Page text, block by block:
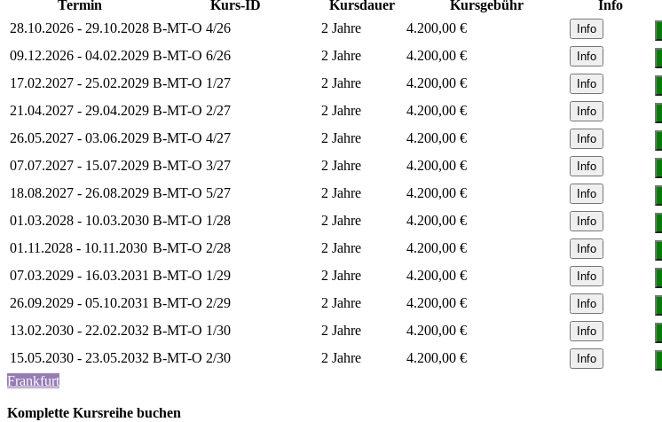
Termin
Kurs-ID Kursdauer Kursgebühr Info
28.10.2026 - 29.10.2028 B-MT-O 4/26 2 Jahre 4.200,00 € Info
09.12.2026 - 04.02.2029 B-MT-O 6/26 2 Jahre 4.200,00 € Info
17.02.2027 - 25.02.2029 B-MT-O 1/27 2 Jahre 4.200,00 € Info
21.04.2027 - 29.04.2029 B-MT-O 2/27 2 Jahre 4.200,00 € Info
26.05.2027 - 03.06.2029 B-MT-O 4/27 2 Jahre 4.200,00 € Info
07.07.2027 - 15.07.2029 B-MT-O 3/27 2 Jahre 4.200,00 € Info
18.08.2027 - 26.08.2029 B-MT-O 5/27 2 Jahre 4.200,00 € Info
01.03.2028 - 10.03.2030 B-MT-O 1/28 2 Jahre 4.200,00 € Info
01.11.2028 - 10.11.2030 B-MT-O 2/28 2 Jahre 4.200,00 € Info
07.03.2029 - 16.03.2031 B-MT-O 1/29 2 Jahre 4.200,00 € Info
26.09.2029 - 05.10.2031 B-MT-O 2/29 2 Jahre 4.200,00 € Info
13.02.2030 - 22.02.2032 B-MT-O 1/30 2 Jahre 4.200,00 € Info
15.05.2030 - 23.05.2032 B-MT-O 2/30 2 Jahre 4.200,00 € Info
Frankfurt
Komplette Kursreihe buchen